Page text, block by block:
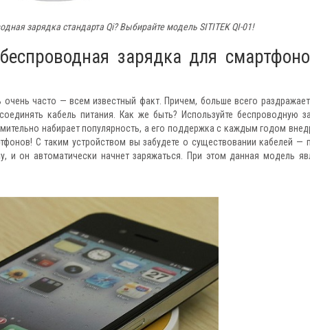
зарядка стандарта Qi? Выбирайте модель SITITEK QI-01!
зарядка для
часто — всем известный факт. Причем, больше всего
кабель питания. Как же быть? Используйте беспроводную
набирает популярность, а его поддержка с каждым годом
С таким устройством вы забудете о существовании кабелей —
и он автоматически начнет заряжаться. При этом данная модель